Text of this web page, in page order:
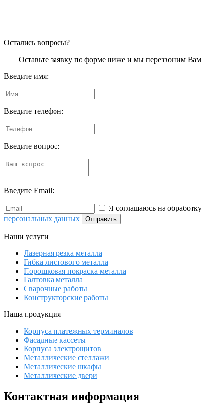
Остались вопросы?
Оставьте заявку по форме ниже и мы перезвоним Вам
Введите имя:
Введите телефон:
Введите вопрос:
Введите Email:
Я соглашаюсь на обработку
персональных данных
Наши услуги
Лазерная резка металла
Гибка листового металла
Порошковая покраска металла
Галтовка металла
Сварочные работы
Конструкторские работы
Наша продукция
Корпуса платежных терминалов
Фасадные кассеты
Корпуса электрощитов
Металлические стеллажи
Металлические шкафы
Металлические двери
Контактная информация